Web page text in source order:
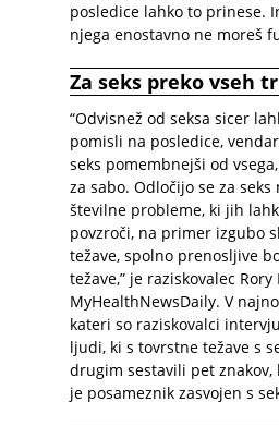
posledice lahko to prinese.
njega enostavno ne moreš
Za seks preko vseh
“Odvisnež od seksa sicer
pomisli na posledice,
seks pomembnejši od
za sabo. Odločijo se za seks
številne probleme, ki jih
povzroči, na primer izgubo
težave, spolno prenosljive
težave,” je raziskovalec
MyHealthNewsDaily. V
kateri so raziskovalci
ljudi, ki s tovrstne težave s
drugim sestavili pet znakov,
je posameznik zasvojen s